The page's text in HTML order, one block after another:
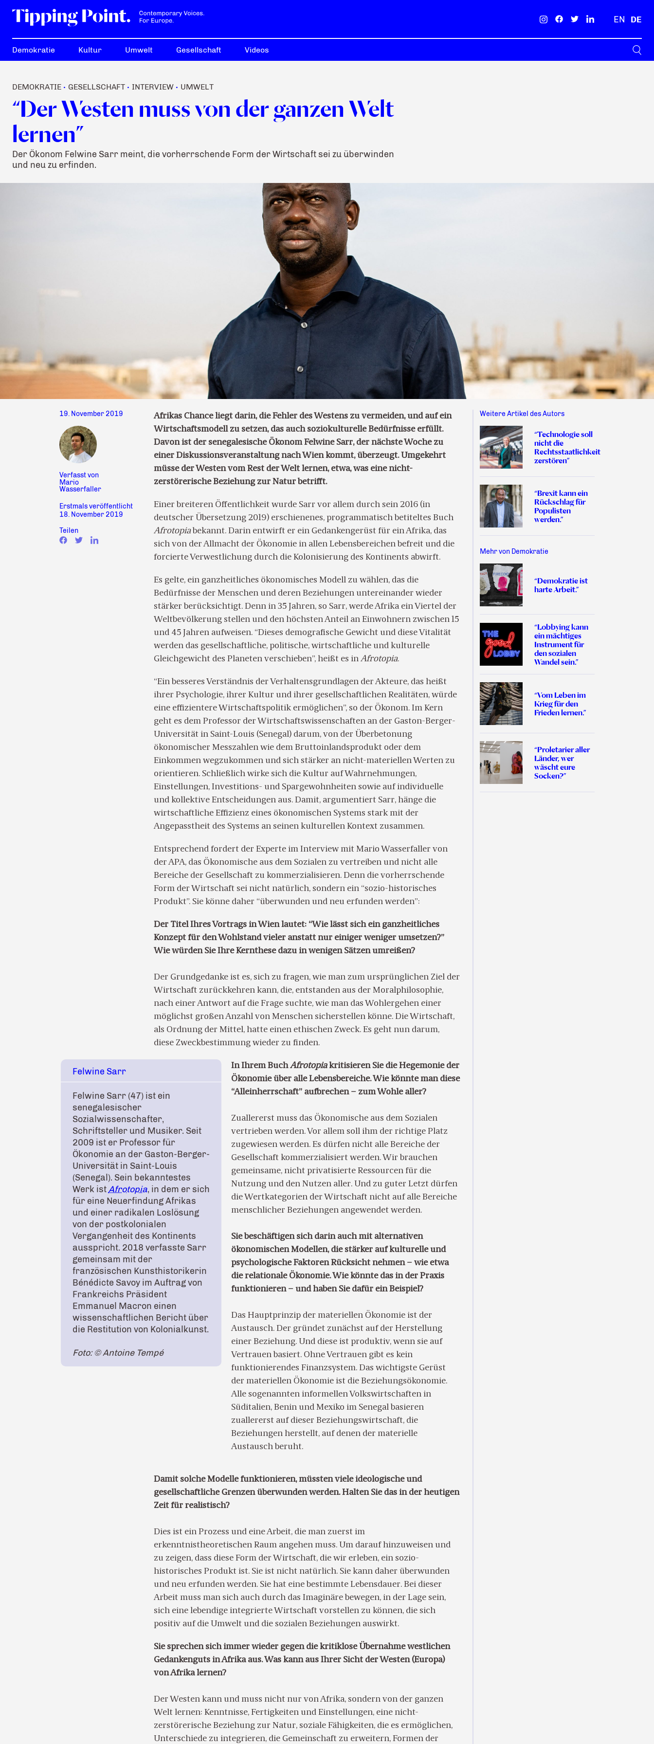
EN DE
Demokratie Kultur Umwelt Gesellschaft Videos
DEMOKRATIE • GESELLSCHAFT • INTERVIEW • UMWELT
“Der Westen muss von der ganzen Welt
lernen”
Der Ökonom Felwine Sarr meint, die vorherrschende Form der Wirtschaft sei zu überwinden
und neu zu erfinden.
19. November 2019
Verfasst von
Mario
Wasserfaller
Erstmals veröffentlicht
18. November 2019
Teilen
Afrikas Chance liegt darin, die Fehler des Westens zu vermeiden, und auf ein
Wirtschaftsmodell zu setzen, das auch soziokulturelle Bedürfnisse erfüllt.
Davon ist der senegalesische Ökonom Felwine Sarr, der nächste Woche zu
einer Diskussionsveranstaltung nach Wien kommt, überzeugt. Umgekehrt
müsse der Westen vom Rest der Welt lernen, etwa, was eine nicht-
zerstörerische Beziehung zur Natur betrifft.
Einer breiteren Öffentlichkeit wurde Sarr vor allem durch sein 2016 (in
deutscher Übersetzung 2019) erschienenes, programmatisch betiteltes Buch
Afrotopiabekannt. Darin entwirft er ein Gedankengerüst für ein Afrika, das
sich von der Allmacht der Ökonomie in allen Lebensbereichen befreit und die
forcierte Verwestlichung durch die Kolonisierung des Kontinents abwirft.
Es gelte, ein ganzheitliches ökonomisches Modell zu wählen, das die
Bedürfnisse der Menschen und deren Beziehungen untereinander wieder
stärker berücksichtigt. Denn in 35 Jahren, so Sarr, werde Afrika ein Viertel der
Weltbevölkerung stellen und den höchsten Anteil an Einwohnern zwischen 15
und 45 Jahren aufweisen. “Dieses demografische Gewicht und diese Vitalität
werden das gesellschaftliche, politische, wirtschaftliche und kulturelle
Gleichgewicht des Planeten verschieben”, heißt es in Afrotopia.
“Ein besseres Verständnis der Verhaltensgrundlagen der Akteure, das heißt
ihrer Psychologie, ihrer Kultur und ihrer gesellschaftlichen Realitäten, würde
eine effizientere Wirtschaftspolitik ermöglichen”, so der Ökonom. Im Kern
geht es dem Professor der Wirtschaftswissenschaften an der Gaston-Berger-
Universität in Saint-Louis (Senegal) darum, von der Überbetonung
ökonomischer Messzahlen wie dem Bruttoinlandsprodukt oder dem
Einkommen wegzukommen und sich stärker an nicht-materiellen Werten zu
orientieren. Schließlich wirke sich die Kultur auf Wahrnehmungen,
Einstellungen, Investitions- und Spargewohnheiten sowie auf individuelle
und kollektive Entscheidungen aus. Damit, argumentiert Sarr, hänge die
wirtschaftliche Effizienz eines ökonomischen Systems stark mit der
Angepasstheit des Systems an seinen kulturellen Kontext zusammen.
Entsprechend fordert der Experte im Interview mit Mario Wasserfaller von
der APA, das Ökonomische aus dem Sozialen zu vertreiben und nicht alle
Bereiche der Gesellschaft zu kommerzialisieren. Denn die vorherrschende
Form der Wirtschaft sei nicht natürlich, sondern ein “sozio-historisches
Produkt”. Sie könne daher “überwunden und neu erfunden werden”:
Der Titel Ihres Vortrags in Wien lautet: “Wie lässt sich ein ganzheitliches
Konzept für den Wohlstand vieler anstatt nur einiger weniger umsetzen?”
Wie würden Sie Ihre Kernthese dazu in wenigen Sätzen umreißen?
Der Grundgedanke ist es, sich zu fragen, wie man zum ursprünglichen Ziel der
Wirtschaft zurückkehren kann, die, entstanden aus der Moralphilosophie,
nach einer Antwort auf die Frage suchte, wie man das Wohlergehen einer
möglichst großen Anzahl von Menschen sicherstellen könne. Die Wirtschaft,
als Ordnung der Mittel, hatte einen ethischen Zweck. Es geht nun darum,
diese Zweckbestimmung wieder zu finden.
Felwine Sarr
Felwine Sarr (47) ist ein
senegalesischer
Sozialwissenschafter,
Schriftsteller und Musiker. Seit
2009 ist er Professor für
Ökonomie an der Gaston-Berger-
Universität in Saint-Louis
(Senegal). Sein bekanntestes
Werk istAfrotopia, in dem er sich
für eine Neuerfindung Afrikas
und einer radikalen Loslösung
von der postkolonialen
Vergangenheit des Kontinents
ausspricht. 2018 verfasste Sarr
gemeinsam mit der
französischen Kunsthistorikerin
Bénédicte Savoy im Auftrag von
Frankreichs Präsident
Emmanuel Macron einen
wissenschaftlichen Bericht über
die Restitution von Kolonialkunst.
Foto: © Antoine Tempé
In Ihrem BuchAfrotopiakritisieren Sie die Hegemonie der
Ökonomie über alle Lebensbereiche. Wie könnte man diese
“Alleinherrschaft” aufbrechen – zum Wohle aller?
Zuallererst muss das Ökonomische aus dem Sozialen
vertrieben werden. Vor allem soll ihm der richtige Platz
zugewiesen werden. Es dürfen nicht alle Bereiche der
Gesellschaft kommerzialisiert werden. Wir brauchen
gemeinsame, nicht privatisierte Ressourcen für die
Nutzung und den Nutzen aller. Und zu guter Letzt dürfen
die Wertkategorien der Wirtschaft nicht auf alle Bereiche
menschlicher Beziehungen angewendet werden.
Sie beschäftigen sich darin auch mit alternativen
ökonomischen Modellen, die stärker auf kulturelle und
psychologische Faktoren Rücksicht nehmen – wie etwa
die relationale Ökonomie. Wie könnte das in der Praxis
funktionieren – und haben Sie dafür ein Beispiel?
Das Hauptprinzip der materiellen Ökonomie ist der
Austausch. Der gründet zunächst auf der Herstellung
einer Beziehung. Und diese ist produktiv, wenn sie auf
Vertrauen basiert. Ohne Vertrauen gibt es kein
funktionierendes Finanzsystem. Das wichtigste Gerüst
der materiellen Ökonomie ist die Beziehungsökonomie.
Alle sogenannten informellen Volkswirtschaften in
Süditalien, Benin und Mexiko im Senegal basieren
zuallererst auf dieser Beziehungswirtschaft, die
Beziehungen herstellt, auf denen der materielle
Austausch beruht.
Damit solche Modelle funktionieren, müssten viele ideologische und
gesellschaftliche Grenzen überwunden werden. Halten Sie das in der heutigen
Zeit für realistisch?
Dies ist ein Prozess und eine Arbeit, die man zuerst im
erkenntnistheoretischen Raum angehen muss. Um darauf hinzuweisen und
zu zeigen, dass diese Form der Wirtschaft, die wir erleben, ein sozio-
historisches Produkt ist. Sie ist nicht natürlich. Sie kann daher überwunden
und neu erfunden werden. Sie hat eine bestimmte Lebensdauer. Bei dieser
Arbeit muss man sich auch durch das Imaginäre bewegen, in der Lage sein,
sich eine lebendige integrierte Wirtschaft vorstellen zu können, die sich
positiv auf die Umwelt und die sozialen Beziehungen auswirkt.
Sie sprechen sich immer wieder gegen die kritiklose Übernahme westlichen
Gedankenguts in Afrika aus. Was kann aus Ihrer Sicht der Westen (Europa)
von Afrika lernen?
Der Westen kann und muss nicht nur von Afrika, sondern von der ganzen
Welt lernen: Kenntnisse, Fertigkeiten und Einstellungen, eine nicht-
zerstörerische Beziehung zur Natur, soziale Fähigkeiten, die es ermöglichen,
Unterschiede zu integrieren, die Gemeinschaft zu erweitern, Formen der
Weitere Artikel des Autors
“Technologie soll
nicht die
Rechtsstaatlichkeit
zerstören”
“Brexit kann ein
Rückschlag für
Populisten
werden.”
Mehr von Demokratie
“Demokratie ist
harte Arbeit.”
“Lobbying kann
ein mächtiges
Instrument für
den sozialen
Wandel sein.”
“Vom Leben im
Krieg für den
Frieden lernen.”
“Proletarier aller
Länder, wer
wäscht eure
Socken?”